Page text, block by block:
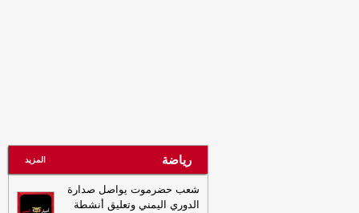
رياضة المزيد
شعب حضرموت يواصل صدارة
الدوري اليمني وتعليق أنشطة